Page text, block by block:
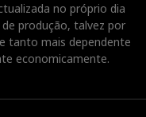
no próprio dia
produção, talvez por
tanto mais dependente
economicamente.